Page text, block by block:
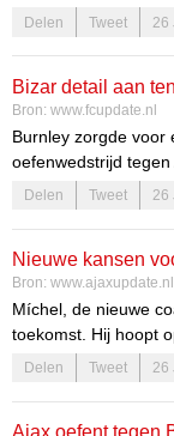
aanwinst zijn
verwachtingen
binnen te halen.
ontwikkeling en de
Delen Tweet 26
Bizar detail aan
Amsterdam
Bron: www.fcupdate.nl
Burnley zorgde voor
oefenwedstrijd
Cruijff ArenA met
Delen Tweet 26
Nieuwe kansen
Stegen
Bron: www.ajaxupdate.nl
Míchel, de nieuwe
toekomst. Hij hoopt
Stegen naar de
zou niet alleen de
Delen Tweet 26
Ajax oefent tegen